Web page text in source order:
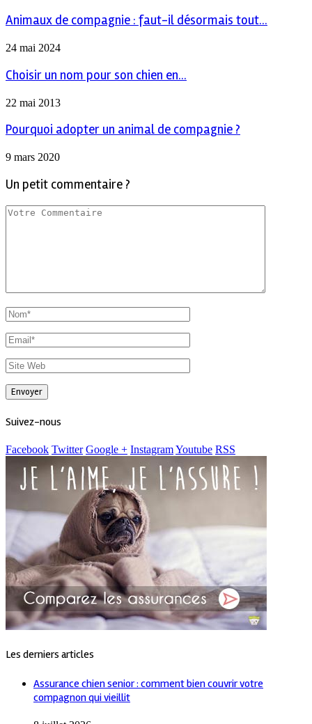
Animaux de compagnie : faut-il désormais tout...
24 mai 2024
Choisir un nom pour son chien en...
22 mai 2013
Pourquoi adopter un animal de compagnie ?
9 mars 2020
Un petit commentaire ?
Suivez-nous
Facebook Twitter Google + InstagramYoutube RSS
Les derniers articles
Assurance chien senior : comment bien couvrir votre
compagnon qui vieillit